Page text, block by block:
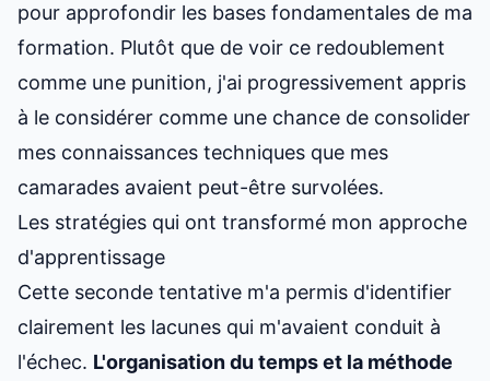
pour approfondir les bases fondamentales de ma
formation. Plutôt que de voir ce redoublement
comme une punition, j'ai progressivement appris
à le considérer comme une chance de consolider
mes connaissances techniques que mes
camarades avaient peut-être survolées.
Les stratégies qui ont transformé mon approche
d'apprentissage
Cette seconde tentative m'a permis d'identifier
clairement les lacunes qui m'avaient conduit à
l'échec. L'organisation du temps et la méthode